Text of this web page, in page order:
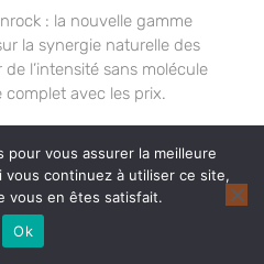
: la nouvelle gamme
la synergie naturelle des
l’intensité sans molécule
avec les prix.
pour vous assurer la meilleure
continuez à utiliser ce site,
vous en êtes satisfait.
Ok